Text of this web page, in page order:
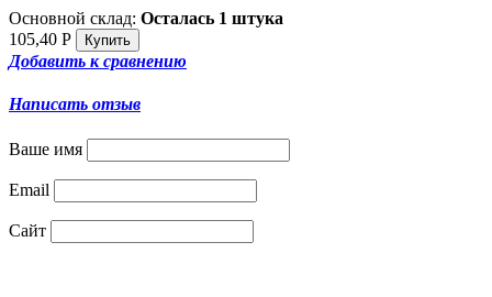
Основной склад: Осталась 1 штука
105,40 Р
Добавить к сравнению
Написать отзыв
Ваше имя
Email
Сайт